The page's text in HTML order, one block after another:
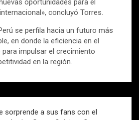
oportunidades para el
concluyó Torres.
se perfila hacia un futuro más
en donde la eficiencia en el
impulsar el crecimiento
en la región.
sorprende a sus fans con el